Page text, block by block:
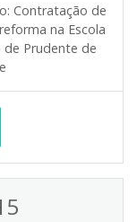
Contratação de
na Escola
de Prudente de